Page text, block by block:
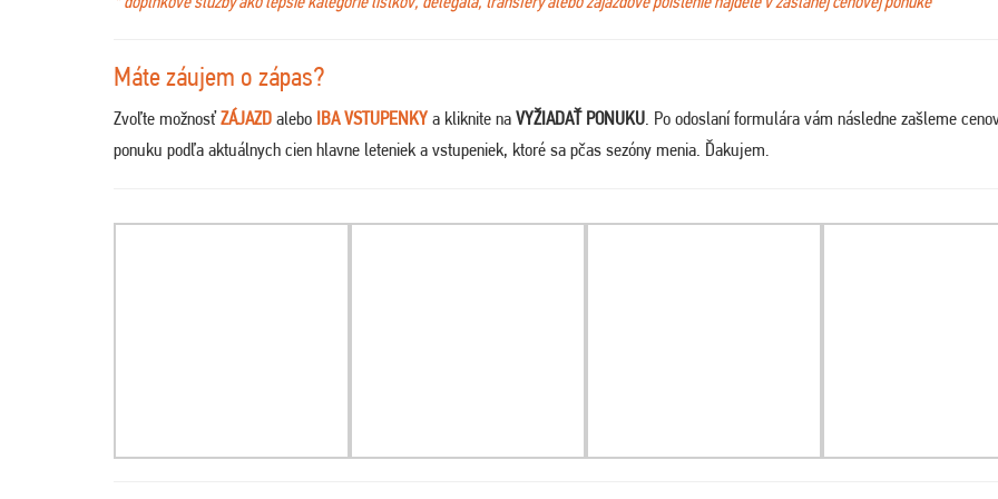
Máte záujem o zápas?
Zvoľte možnosťZÁJAZD alebo IBA VSTUPENKY a kliknite na VYŽIADAŤ PONUKU. Po odoslaní formulára vám následne zašleme
ponuku podľa aktuálnych cien hlavne leteniek a vstupeniek, ktoré sa pčas sezóny menia. Ďakujem.